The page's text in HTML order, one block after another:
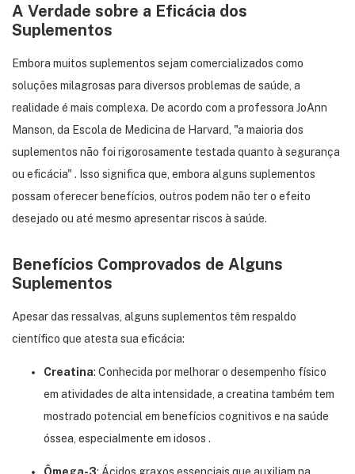
A Verdade sobre a Eficácia dos
Suplementos
Embora muitos suplementos sejam comercializados como
soluções milagrosas para diversos problemas de saúde, a
realidade é mais complexa. De acordo com a professora JoAnn
Manson, da Escola de Medicina de Harvard, "a maioria dos
suplementos não foi rigorosamente testada quanto à segurança
ou eficácia" . Isso significa que, embora alguns suplementos
possam oferecer benefícios, outros podem não ter o efeito
desejado ou até mesmo apresentar riscos à saúde.
Benefícios Comprovados de Alguns
Suplementos
Apesar das ressalvas, alguns suplementos têm respaldo
científico que atesta sua eficácia:
Creatina: Conhecida por melhorar o desempenho físico
em atividades de alta intensidade, a creatina também tem
mostrado potencial em benefícios cognitivos e na saúde
óssea, especialmente em idosos .​